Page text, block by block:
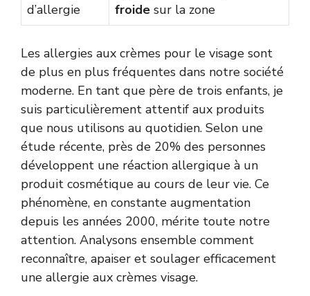
d’allergie
froide sur la zone
Les allergies aux crèmes pour le visage sont
de plus en plus fréquentes dans notre société
moderne. En tant que père de trois enfants, je
suis particulièrement attentif aux produits
que nous utilisons au quotidien. Selon une
étude récente, près de 20% des personnes
développent une réaction allergique à un
produit cosmétique au cours de leur vie. Ce
phénomène, en constante augmentation
depuis les années 2000, mérite toute notre
attention. Analysons ensemble comment
reconnaître, apaiser et soulager efficacement
une allergie aux crèmes visage.